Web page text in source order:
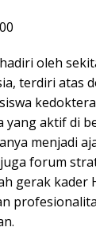
oleh
terdiri atas
yang aktif di
menjadi
forum
gerak kader